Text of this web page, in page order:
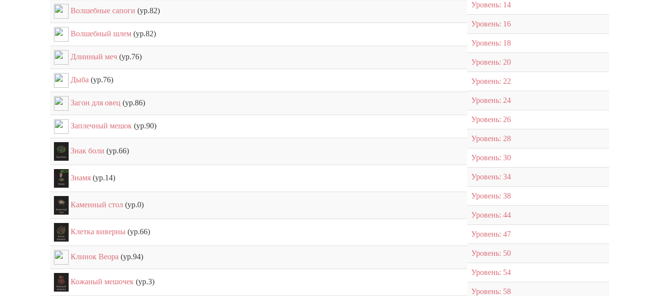
Волшебные сапоги (ур.82)
Волшебный шлем (ур.82)
Длинный меч (ур.76)
Дыба (ур.76)
Загон для овец (ур.86)
Заплечный мешок (ур.90)
Знак боли (ур.66)
Знамя (ур.14)
Каменный стол (ур.0)
Клетка виверны (ур.66)
Клинок Веора (ур.94)
Кожаный мешочек (ур.3)
Уровень: 14
Уровень: 16
Уровень: 18
Уровень: 20
Уровень: 22
Уровень: 24
Уровень: 26
Уровень: 28
Уровень: 30
Уровень: 34
Уровень: 38
Уровень: 44
Уровень: 47
Уровень: 50
Уровень: 54
Уровень: 58